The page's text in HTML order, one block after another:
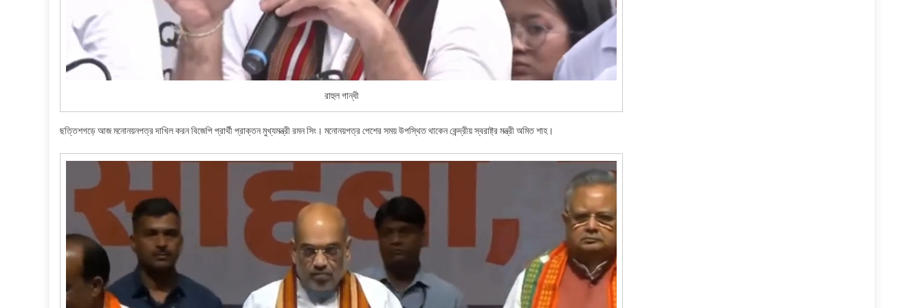
রাহুল গান্ধী
ছত্তিশগড়ে আজ মনোনয়নপত্র দাখিল করন বিজেপি প্রার্থী প্রাক্তন মুখ্যমন্ত্রী রমন সিং। মনোনয়পত্র পেশের সময় উপস্থিত থাকেন কেন্দ্রীয় স্বরাষ্ট্র মন্ত্রী অমিত শাহ।